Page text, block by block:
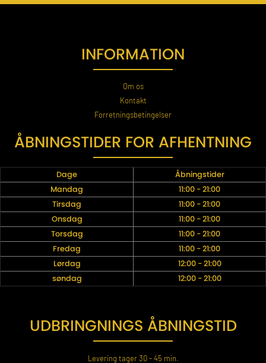
INFORMATION
Om os
Kontakt
Forretningsbetingelser
ÅBNINGSTIDER FOR AFHENTNING
Dage
Åbningstider
Mandag
11:00 - 21:00
Tirsdag
11:00 - 21:00
Onsdag
11:00 - 21:00
Torsdag
11:00 - 21:00
Fredag
11:00 - 21:00
Lørdag
12:00 - 21:00
søndag
12:00 - 21:00
UDBRINGNINGS ÅBNINGSTID
Levering tager 30 - 45 min.